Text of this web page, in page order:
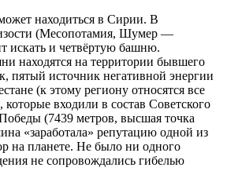
находиться в Сирии. В
(Месопотамия, Шумер —
искать и четвёртую башню.
находятся на территории бывшего
пятый источник негативной энергии
(к этому региону относятся все
которые входили в состав Советского
(7439 метров, высшая точка
«заработала» репутацию одной из
на планете. Не было ни одного
не сопровождались гибелью